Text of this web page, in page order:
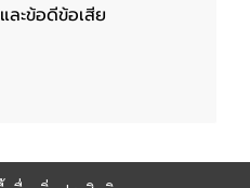
ละข้อดีข้อเสีย